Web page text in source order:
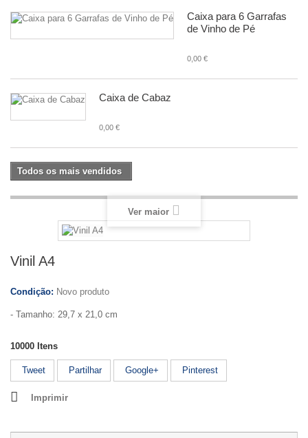
Caixa para 6 Garrafas
de Vinho de Pé
0,00 €
Caixa de Cabaz
0,00 €
Todos os mais vendidos
Ver maior
Vinil A4
Condição: Novo produto
- Tamanho: 29,7 x 21,0 cm
10000 Itens
Tweet Partilhar Google+ Pinterest
Imprimir